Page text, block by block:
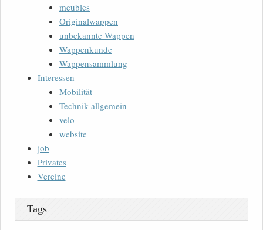
meubles
Originalwappen
unbekannte Wappen
Wappenkunde
Wappensammlung
Interessen
Mobilität
Technik allgemein
velo
website
job
Privates
Vereine
Tags